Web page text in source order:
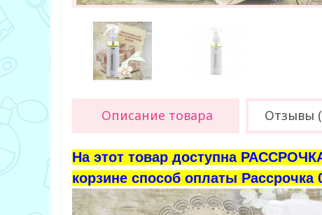
Описание товара Отзывы
На этот товар доступна
корзине способ оплаты Рассрочка